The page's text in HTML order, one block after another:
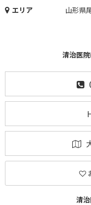
エリア 山形県
清治医
清